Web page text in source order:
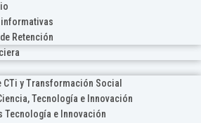
informativas
Retención
y Transformación Social
Tecnología e Innovación
Tecnología e Innovación